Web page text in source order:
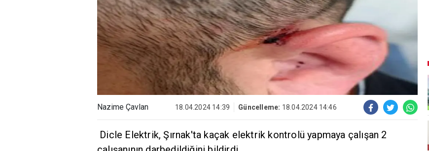
Nazime Çavlan 18.04.2024 14:39 Güncelleme: 18.04.2024 14:46
Dicle Elektrik, Şırnak'ta kaçak elektrik kontrolü yapmaya çalışan 2